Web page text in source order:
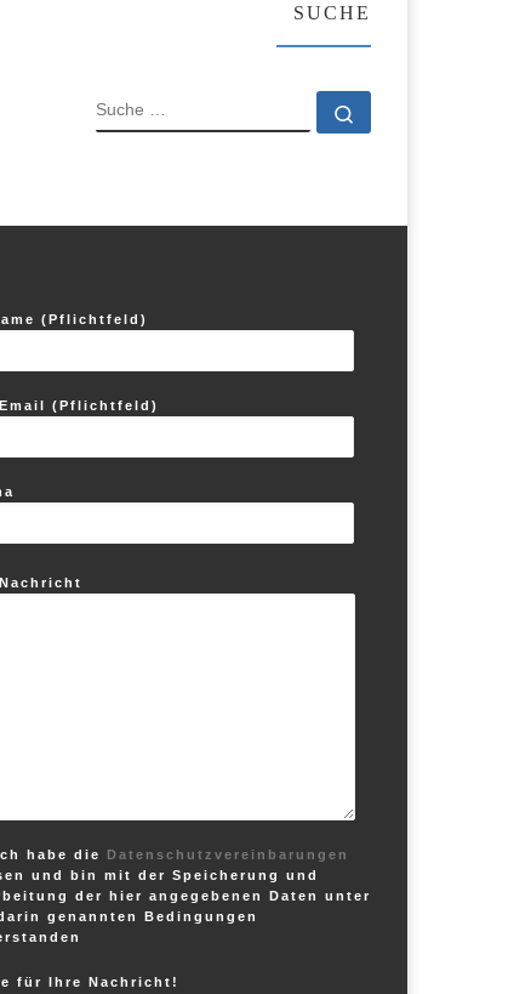
SUCHE
SUCHE
(Pflichtfeld)
Email (Pflichtfeld)
habe die Datenschutzvereinbarungen
und bin mit der Speicherung und
der hier angegebenen Daten unter
genannten Bedingungen
für Ihre Nachricht!